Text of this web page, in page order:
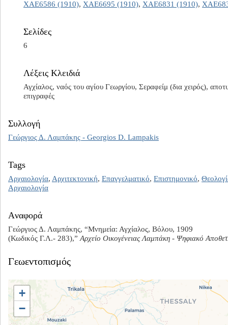
ΧΑΕ6586 (1910), ΧΑΕ6695 (1910), ΧΑΕ6831 (1910),
Σελίδες
6
Λέξεις Κλειδιά
Αγχίαλος, ναός του αγίου Γεωργίου, Σεραφείμ (δια χειρός),
επιγραφές
Συλλογή
Γεώργιος Δ. Λαμπάκης - Georgios D. Lampakis
Tags
Αρχαιολογία, Αρχιτεκτονική, Επαγγελματικό, Επιστημονικό,
Αρχαιολογία
Aναφορά
Γεώργιος Δ. Λαμπάκης, “Μνημεία: Αγχίαλος, Βόλου, 1909
(Κωδικός Γ.Λ.- 283),” Αρχείο Οικογένειας Λαμπάκη - Ψηφιακό
Γεωεντοπισμός
+
−